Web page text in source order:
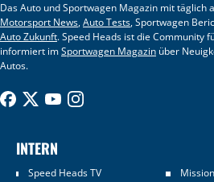
Das Auto und Sportwagen Magazin mit täglich
Motorsport News,Auto Tests, Sportwagen
Auto Zukunft. Speed Heads ist die Community
informiert imSportwagen Magazin über
Autos.
INTERN
Speed Heads TV Mission